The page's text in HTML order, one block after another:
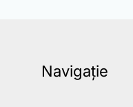
Navigație